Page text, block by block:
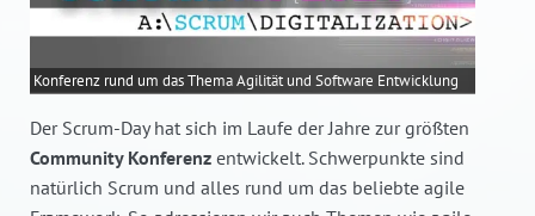
Konferenz rund um das Thema Agilität und Software Entwicklung
Der Scrum-Day hat sich im Laufe der Jahre zur größten
Community Konferenz entwickelt. Schwerpunkte sind
natürlich Scrum und alles rund um das beliebte agile